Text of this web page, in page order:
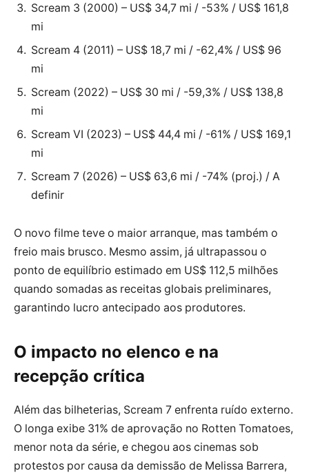
Scream 3 (2000) – US$ 34,7 mi / -53% / US$ 161,8
mi
Scream 4 (2011) – US$ 18,7 mi / -62,4% / US$ 96
mi
Scream (2022) – US$ 30 mi / -59,3% / US$ 138,8
mi
Scream VI (2023) – US$ 44,4 mi / -61% / US$ 169,1
mi
Scream 7 (2026) – US$ 63,6 mi / -74% (proj.) / A
definir
O novo filme teve o maior arranque, mas também o
freio mais brusco. Mesmo assim, já ultrapassou o
ponto de equilíbrio estimado em US$ 112,5 milhões
quando somadas as receitas globais preliminares,
garantindo lucro antecipado aos produtores.
O impacto no elenco e na
recepção crítica
Além das bilheterias, Scream 7 enfrenta ruído externo.
O longa exibe 31% de aprovação no Rotten Tomatoes,
menor nota da série, e chegou aos cinemas sob
protestos por causa da demissão de Melissa Barrera,